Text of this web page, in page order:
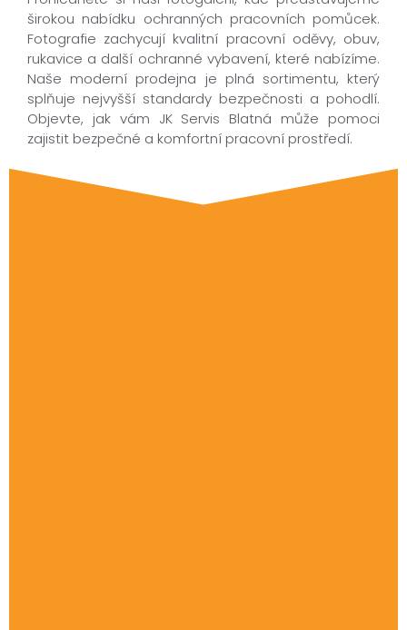
širokou nabídku ochranných pracovních pomůcek.
Fotografie zachycují kvalitní pracovní oděvy, obuv,
rukavice a další ochranné vybavení, které nabízíme.
Naše moderní prodejna je plná sortimentu, který
splňuje nejvyšší standardy bezpečnosti a pohodlí.
Objevte, jak vám JK Servis Blatná může pomoci
zajistit bezpečné a komfortní pracovní prostředí.